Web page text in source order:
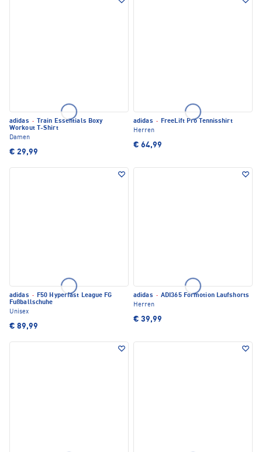
adidas ·
Train Essentials Boxy
Workout T-Shirt
Damen
€ 29,99
adidas · FreeLift Pro Tennisshirt
Herren
€ 64,99
adidas · F50 Hyperfast League FG
Fußballschuhe
Unisex
€ 89,99
adidas · ADI365 Formotion Laufshorts
Herren
€ 39,99